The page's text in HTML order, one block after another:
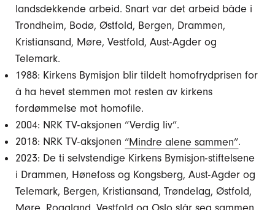
landsdekkende arbeid. Snart var det arbeid både i
Trondheim, Bodø, Østfold, Bergen, Drammen,
Kristiansand, Møre, Vestfold, Aust-Agder og
Telemark.
1988: Kirkens Bymisjon blir tildelt homofrydprisen for
å ha hevet stemmen mot resten av kirkens
fordømmelse mot homofile.
2004: NRK TV-aksjonen “Verdig liv”.
2018: NRK TV-aksjonen “Mindre alene sammen”.
2023: De ti selvstendige Kirkens Bymisjon-stiftelsene
i Drammen, Hønefoss og Kongsberg, Aust-Agder og
Telemark, Bergen, Kristiansand, Trøndelag, Østfold,